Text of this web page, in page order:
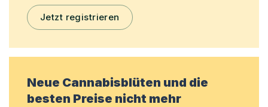
Jetzt registrieren
Neue Cannabisblüten und die
besten Preise nicht mehr